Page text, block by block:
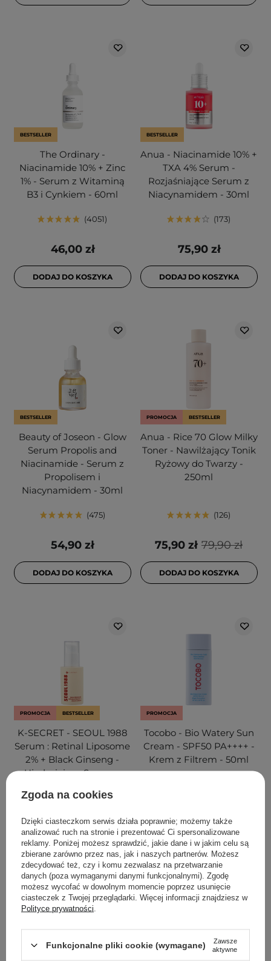
BESTSELLER
The Ordinary -
Niacinamide 10% + Zinc
1% - Serum z Witaminą
B3 i Cynkiem - 60ml
4051
46,00 zł
DODAJ DO KOSZYKA
BESTSELLER
Anua - Niacinamide 10% +
TXA 4% Serum -
Rozjaśniające Serum z
Niacynamidem - 30ml
173
75,90 zł
DODAJ DO KOSZYKA
BESTSELLER
Beauty of Joseon - Glow
Serum Propolis and
Niacinamide - Serum z
Propolisem i
Niacynamidem - 30ml
475
54,90 zł
DODAJ DO KOSZYKA
PROMOCJA BESTSELLER
Anua - Rice 70 Glow Milky
Toner - Nawilżający Tonik
Ryżowy do Twarzy -
250ml
126
79,90 zł
75,90 zł
DODAJ DO KOSZYKA
PROMOCJA BESTSELLER
K-SECRET - SEOUL 1988
Serum : Retinal Liposome
2% + Black Ginseng -
Ujędrniające Serum z
74,90 zł
59,90 zł
DODAJ DO KOSZYKA
PROMOCJA
Tocobo - Bio Watery Sun
Cream - SPF50 PA++++ -
Krem z Filtrem - 50ml
69,00 zł
48,30 zł
DODAJ DO KOSZYKA
Zgoda na cookies
Dzięki ciasteczkom serwis działa poprawnie; możemy także
analizować ruch na stronie i prezentować Ci spersonalizowane
reklamy. Poniżej możesz sprawdzić, jakie dane i w jakim celu są
zbierane zarówno przez nas, jak i naszych partnerów. Możesz
zdecydować też, czy i komu zezwalasz na przetwarzanie
danych (poza wymaganymi danymi funkcjonalnymi). Zgodę
możesz wycofać w dowolnym momencie poprzez usunięcie
ciasteczek z Twojej przeglądarki. Więcej informacji znajdziesz w
Polityce prywatności
Funkcjonalne pliki cookie (wymagane)
Zawsze
aktywne